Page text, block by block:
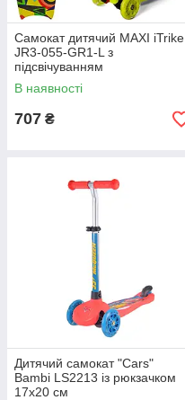
Самокат дитячий MAXI iTrike
JR3-055-GR1-L з
підсвічуванням
В наявності
707 ₴
Дитячий самокат "Cars"
Bambi LS2213 із рюкзачком
17х20 см